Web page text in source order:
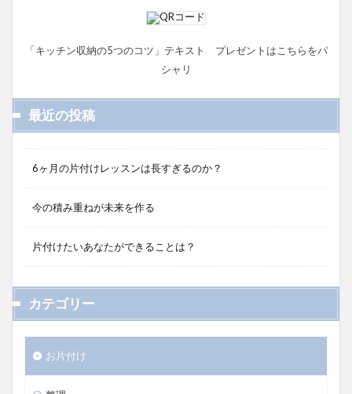
「キッチン収納の5つのコツ」テキスト プレゼントはこちらをパ
シャリ
最近の投稿
6ヶ月の片付けレッスンは長すぎるのか？
今の積み重ねが未来を作る
片付けたいあなたができることは？
カテゴリー
お片付け